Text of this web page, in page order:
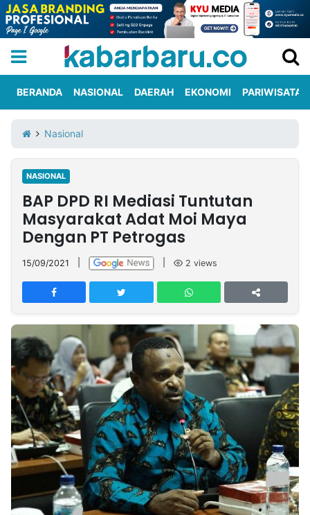
Iklan
Berita
Kami
Nasional
International
Olahraga
Entertainment
Daerah
Pariwisata
Kuliner
Kolom
Network
PT
TREETAN
INDONESIA
Partner
Insight
NTB
Suara
Time
Lens
IDN
Daily
Jogja
Jalan
Rakyat
Idealita
News
Kita
Notice
Dinamikapost.com
Radar
Baru
Seedbacklink
Follow
Kabarbaru
BERANDA NASIONAL DAERAH EKONOMI PARIWISATA
Nasional
NASIONAL
BAP DPD RI Mediasi Tuntutan
Masyarakat Adat Moi Maya
Dengan PT Petrogas
15/09/2021 2 views